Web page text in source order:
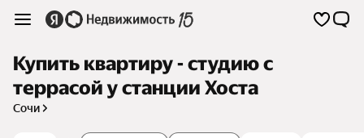
Купить квартиру - студию с
террасой у станции Хоста
Сочи